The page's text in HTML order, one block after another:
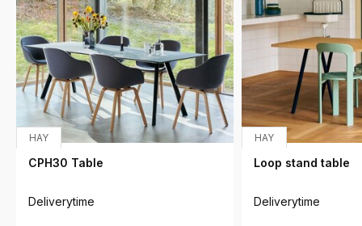
HAY
CPH30 Table
Deliverytime
HAY
Loop stand table
Deliverytime